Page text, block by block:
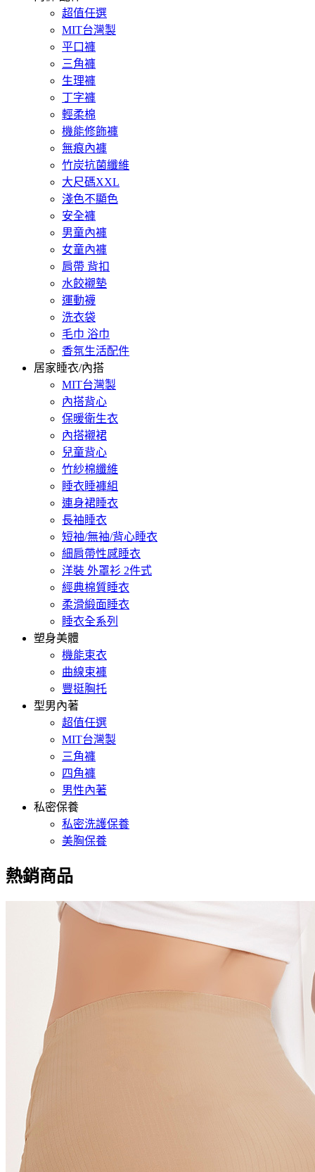
超值任選
MIT台灣製
平口褲
三角褲
生理褲
丁字褲
輕柔棉
機能修飾褲
無痕內褲
竹炭抗菌纖維
大尺碼XXL
淺色不顯色
安全褲
男童內褲
女童內褲
肩帶 背扣
水餃襯墊
運動襪
洗衣袋
毛巾 浴巾
香氛生活配件
居家睡衣/內搭
MIT台灣製
內搭背心
保暖衛生衣
內搭襯裙
兒童背心
竹紗棉纖維
睡衣睡褲組
連身裙睡衣
長袖睡衣
短袖/無袖/背心睡衣
細肩帶性感睡衣
洋裝 外罩衫 2件式
經典棉質睡衣
柔滑緞面睡衣
睡衣全系列
塑身美體
機能束衣
曲線束褲
豐挺胸托
型男內著
超值任選
MIT台灣製
三角褲
四角褲
男性內著
私密保養
私密洗護保養
美胸保養
熱銷商品